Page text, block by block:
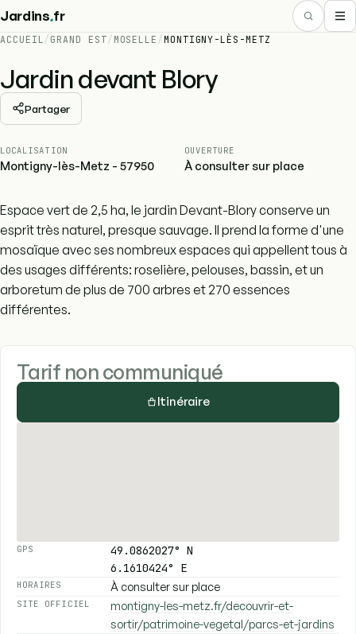
Jardins.fr
ACCUEIL/ GRAND EST/ MOSELLE / MONTIGNY-LÈS-METZ
Jardin devant Blory
Partager
LOCALISATION
Montigny-lès-Metz - 57950
OUVERTURE
À consulter sur place
Espace vert de 2,5 ha, le jardin Devant-Blory conserve un
esprit très naturel, presque sauvage. Il prend la forme d'une
mosaïque avec ses nombreux espaces qui appellent tous à
des usages différents: roselière, pelouses, bassin, et un
arboretum de plus de 700 arbres et 270 essences
différentes.
Tarif non communiqué
Itinéraire
GPS
49.0862027° N
6.1610424° E
HORAIRES À consulter sur place
SITE OFFICIEL
montigny-les-metz.fr/decouvrir-et-
sortir/patrimoine-vegetal/parcs-et-jardins